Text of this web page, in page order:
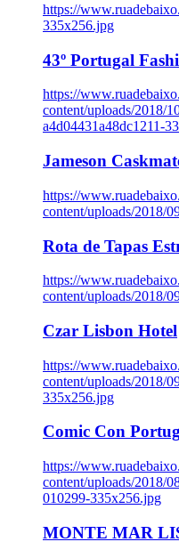
https://
335x256.jpg
43º Portugal
https://
content/uploads/2018/
a4d04431a48dc1211-
Jameson
https://
content/uploads/2018/
Rota de Tapas
https://
content/uploads/2018/
Czar Lisbon Hotel
https://
content/uploads/2018/
335x256.jpg
Comic Con
https://
content/uploads/2018/
010299-335x256.jpg
MONTE MAR